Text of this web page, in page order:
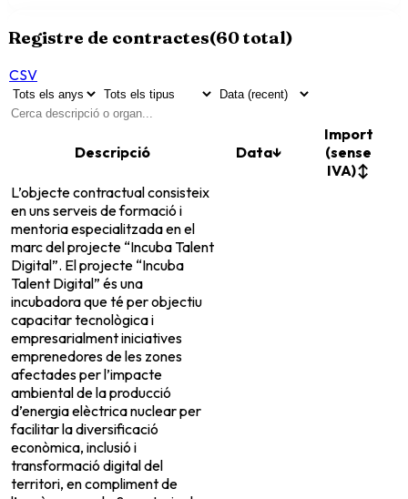
Registre de contractes(60total)
CSV
Descripció Data↓
Import
(sense
IVA)↕
L’objecte contractual consisteix
en uns serveis de formació i
mentoria especialitzada en el
marc del projecte “Incuba Talent
Digital”. El projecte “Incuba
Talent Digital” és una
incubadora que té per objectiu
capacitar tecnològica i
empresarialment iniciatives
emprenedores de les zones
afectades per l’impacte
ambiental de la producció
d’energia elèctrica nuclear per
facilitar la diversificació
econòmica, inclusió i
transformació digital del
territori, en compliment de